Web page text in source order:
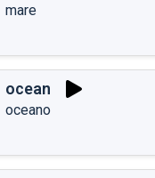
mare
ocean
oceano